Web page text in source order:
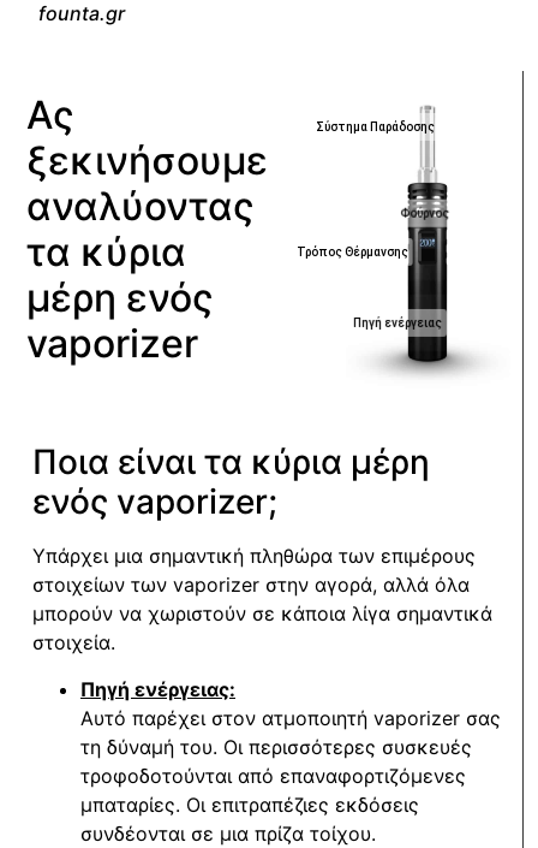
founta.gr
Ας
ξεκινήσουμε
αναλύοντας
τα κύρια
μέρη ενός
vaporizer
Πηγή ενέργειας
Φούρνος
Τρόπος Θέρμανσης
Σύστημα Παράδοσης
Ποια είναι τα κύρια μέρη
ενός vaporizer;
Υπάρχει μια σημαντική πληθώρα των επιμέρους
στοιχείων των vaporizer στην αγορά, αλλά όλα
μπορούν να χωριστούν σε κάποια λίγα σημαντικά
στοιχεία.
Πηγή ενέργειας:
Αυτό παρέχει στον ατμοποιητή vaporizer σας
τη δύναμή του. Οι περισσότερες συσκευές
τροφοδοτούνται από επαναφορτιζόμενες
μπαταρίες. Οι επιτραπέζιες εκδόσεις
συνδέονται σε μια πρίζα τοίχου.